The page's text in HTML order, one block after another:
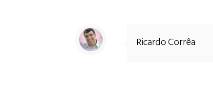
Ricardo Corrêa